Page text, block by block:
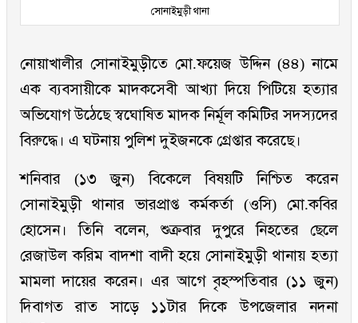
সোনাইমুড়ী থানা
নোয়াখালীর সোনাইমুড়ীতে মো.ফয়েজ উদ্দিন (৪৪) নামে
এক ব্যবসায়ীকে মাদকসেবী আখ্যা দিয়ে পিটিয়ে হত্যার
অভিযোগ উঠেছে স্বঘোষিত মাদক নির্মূল কমিটির সদস্যদের
বিরুদ্ধে। এ ঘটনায় পুলিশ দুইজনকে গ্রেপ্তার করেছে।
শনিবার (১৩ জুন) বিকেলে বিষয়টি নিশ্চিত করেন
সোনাইমুড়ী থানার ভারপ্রাপ্ত কর্মকর্তা (ওসি) মো.কবির
হোসেন। তিনি বলেন, শুক্রবার দুপুরে নিহতের ছেলে
রেজাউল করিম বাদশা বাদী হয়ে সোনাইমুড়ী থানায় হত্যা
মামলা দায়ের করেন। এর আগে বৃহস্পতিবার (১১ জুন)
দিবাগত রাত সাড়ে ১১টার দিকে উপজেলার নদনা